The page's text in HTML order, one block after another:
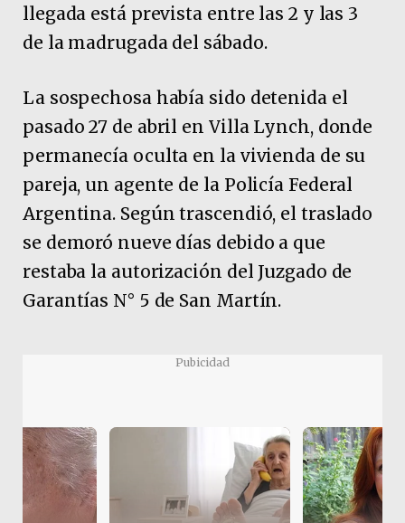
llegada está prevista entre las 2 y las 3
de la madrugada del sábado.
La sospechosa había sido detenida el
pasado 27 de abril en Villa Lynch, donde
permanecía oculta en la vivienda de su
pareja, un agente de la Policía Federal
Argentina. Según trascendió, el traslado
se demoró nueve días debido a que
restaba la autorización del Juzgado de
Garantías N° 5 de San Martín.
Pubicidad